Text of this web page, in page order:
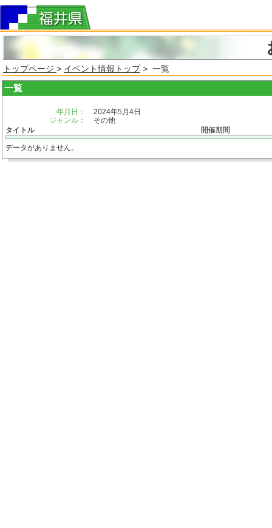
トップページ > イベント情報トップ> 一覧
一覧
年月日：
2024年5月4日
ジャンル：
その他
タイトル
開催期間
データがありません。